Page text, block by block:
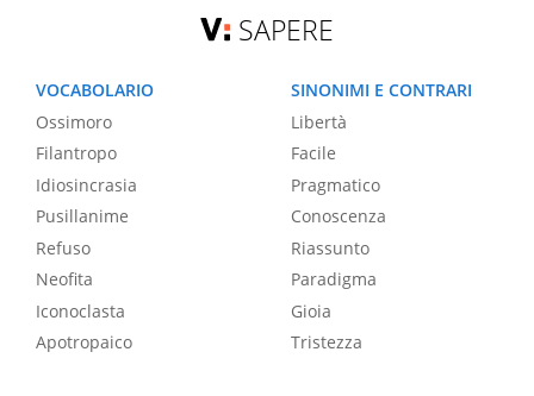
SAPERE
VOCABOLARIO
Ossimoro
Filantropo
Idiosincrasia
Pusillanime
Refuso
Neofita
Iconoclasta
Apotropaico
SINONIMI E CONTRARI
Libertà
Facile
Pragmatico
Conoscenza
Riassunto
Paradigma
Gioia
Tristezza